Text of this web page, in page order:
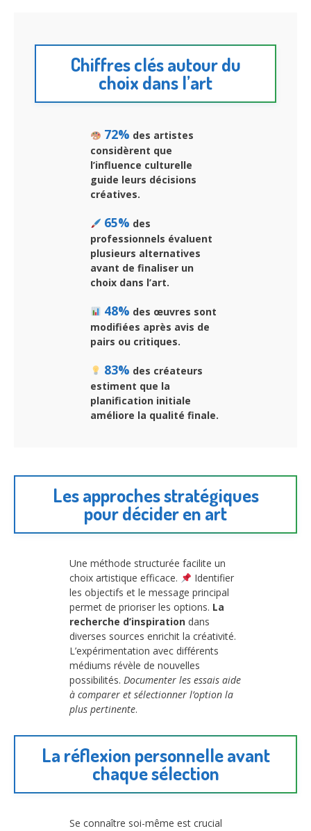
Chiffres clés autour du
choix dans l’art
72% des artistes
considèrent que
l’influence culturelle
guide leurs décisions
créatives.
65% des
professionnels évaluent
plusieurs alternatives
avant de finaliser un
choix dans l’art.
48% des œuvres sont
modifiées après avis de
pairs ou critiques.
83% des créateurs
estiment que la
planification initiale
améliore la qualité finale.
Les approches stratégiques
pour décider en art
Une méthode structurée facilite un
choix artistique efficace.
Identifier
les objectifs et le message principal
permet de prioriser les options. La
recherche d’inspiration dans
diverses sources enrichit la créativité.
L’expérimentation avec différents
médiums révèle de nouvelles
possibilités. Documenter les essais aide
à comparer et sélectionner l’option la
plus pertinente.
La réflexion personnelle avant
chaque sélection
Se connaître soi-même est crucial